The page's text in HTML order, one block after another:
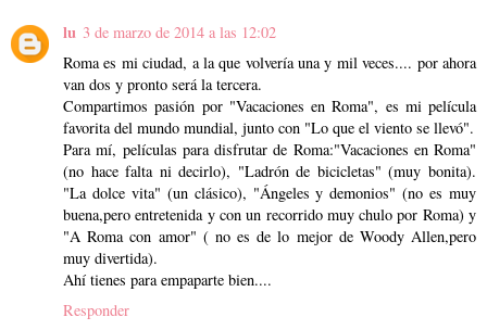
lu 3 de marzo de 2014 a las 12:02
Roma es mi ciudad, a la que volvería una y mil veces.... por ahora
van dos y pronto será la tercera.
Compartimos pasión por "Vacaciones en Roma", es mi película
favorita del mundo mundial, junto con "Lo que el viento se llevó".
Para mí, películas para disfrutar de Roma:"Vacaciones en Roma"
(no hace falta ni decirlo), "Ladrón de bicicletas" (muy bonita).
"La dolce vita" (un clásico), "Ángeles y demonios" (no es muy
buena,pero entretenida y con un recorrido muy chulo por Roma) y
"A Roma con amor" ( no es de lo mejor de Woody Allen,pero
muy divertida).
Ahí tienes para empaparte bien....
Responder